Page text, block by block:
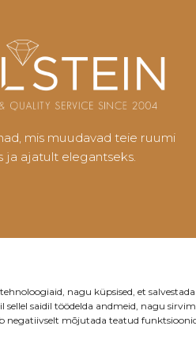
nagu küpsised, et salvestada
saidil töödelda andmeid, nagu
negatiivselt mõjutada teatud
mis muudavad teie ruumi
ja ajatult elegantseks.